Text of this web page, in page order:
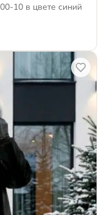
10 в цвете синий